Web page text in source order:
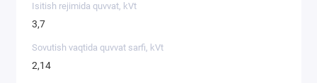
Isitish rejimida quvvat, kVt
3,7
Sovutish vaqtida quvvat sarfi, kVt
2,14